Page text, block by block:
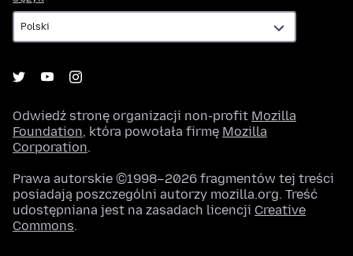
Odwiedź stronę organizacji non-profit Mozilla
Foundation, która powołała firmę Mozilla
Corporation.
Prawa autorskie ©1998–2026 fragmentów tej treści
posiadają poszczególni autorzy mozilla.org. Treść
udostępniana jest na zasadach licencji Creative
Commons.